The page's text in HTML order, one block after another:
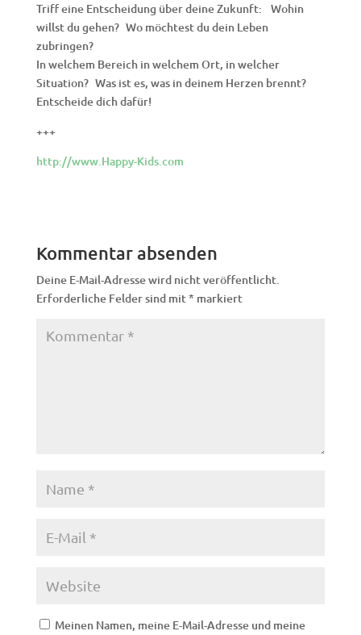
Triff eine Entscheidung über deine Zukunft: Wohin
willst du gehen? Wo möchtest du dein Leben
zubringen?
In welchem Bereich in welchem Ort, in welcher
Situation? Was ist es, was in deinem Herzen brennt?
Entscheide dich dafür!
+++
http://www.Happy-Kids.com
Kommentar absenden
Deine E-Mail-Adresse wird nicht veröffentlicht.
Erforderliche Felder sind mit* markiert
Meinen Namen, meine E-Mail-Adresse und meine